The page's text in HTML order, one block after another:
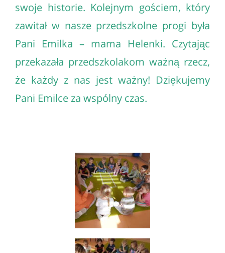
swoje historie. Kolejnym gościem, który
zawitał w nasze przedszkolne progi była
Pani Emilka – mama Helenki. Czytając
przekazała przedszkolakom ważną rzecz,
że każdy z nas jest ważny! Dziękujemy
Pani Emilce za wspólny czas.